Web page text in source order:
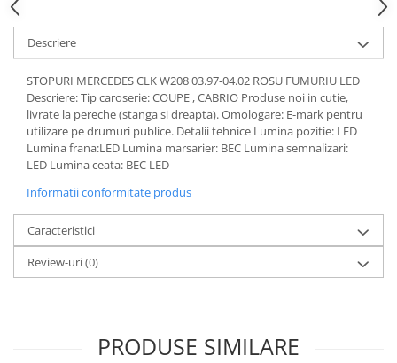
Descriere
STOPURI MERCEDES CLK W208 03.97-04.02 ROSU FUMURIU LED
Descriere: Tip caroserie: COUPE , CABRIO Produse noi in cutie,
livrate la pereche (stanga si dreapta). Omologare: E-mark pentru
utilizare pe drumuri publice. Detalii tehnice Lumina pozitie: LED
Lumina frana:LED Lumina marsarier: BEC Lumina semnalizari:
LED Lumina ceata: BEC LED
Informatii conformitate produs
Caracteristici
Review-uri(0)
PRODUSE SIMILARE